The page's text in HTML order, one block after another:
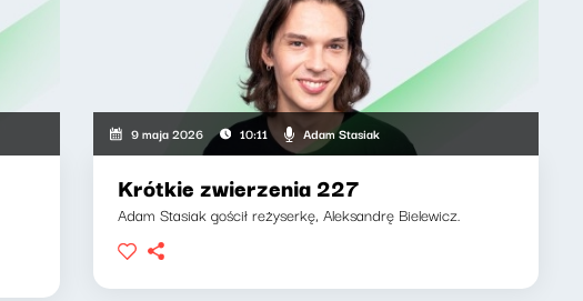
9 maja 2026 10:11 Adam Stasiak
Krótkie zwierzenia 227
Adam Stasiak gościł reżyserkę, Aleksandrę Bielewicz.